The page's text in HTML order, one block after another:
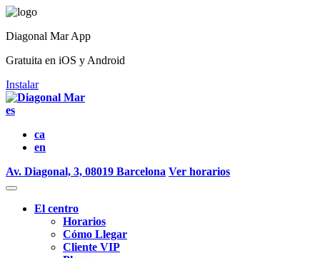
Diagonal Mar App
Gratuita en iOS y Android
Instalar
es
ca
en
Av. Diagonal, 3, 08019 Barcelona Ver horarios
El centro
Horarios
Cómo Llegar
Cliente VIP